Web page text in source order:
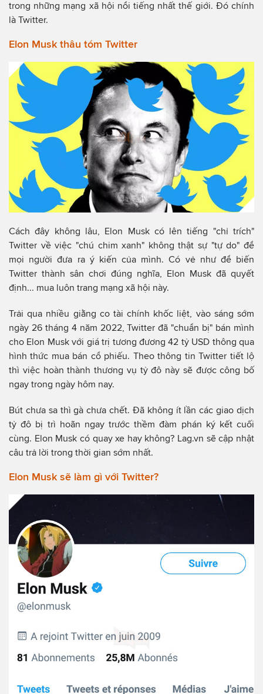
trong những mạng xã hội nổi tiếng nhất thế giới. Đó chính
là Twitter.
Elon Musk thâu tóm Twitter
Cách đây không lâu, Elon Musk có lên tiếng "chỉ trích"
Twitter về việc "chú chim xanh" không thật sự "tự do" để
mọi người đưa ra ý kiến của mình. Có vẻ như để biến
Twitter thành sân chơi đúng nghĩa, Elon Musk đã quyết
định... mua luôn trang mạng xã hội này.
Trải qua nhiều giằng co tài chính khốc liệt, vào sáng sớm
ngày 26 tháng 4 năm 2022, Twitter đã "chuẩn bị" bán mình
cho Elon Musk với giá trị tương đương 42 tỷ USD thông qua
hình thức mua bán cổ phiếu. Theo thông tin Twitter tiết lộ
thì việc hoàn thành thương vụ tỷ đô này sẽ được công bố
ngay trong ngày hôm nay.
Bút chưa sa thì gà chưa chết. Đã không ít lần các giao dịch
tỷ đô bị trì hoãn ngay trước thềm đàm phán ký kết cuối
cùng. Elon Musk có quay xe hay không? Lag.vn sẽ cập nhật
câu trả lời trong thời gian sớm nhất.
Elon Musk sẽ làm gì với Twitter?